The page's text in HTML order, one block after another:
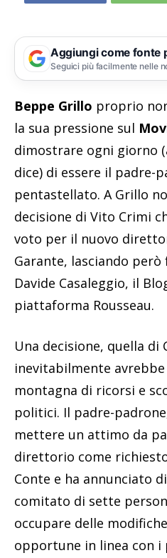
Aggiungi come fonte
Seguici più facilmente nelle
Beppe Grillo proprio
la sua pressione sul
dimostrare ogni giorno
dice) di essere il padre-
pentastellato. A Grillo
decisione di Vito Crimi
voto per il nuovo
Garante, lasciando
Davide Casaleggio, il
piattaforma Rousseau.
Una decisione, quella di
inevitabilmente
montagna di ricorsi e
politici. Il padre-
mettere un attimo da
direttorio come
Conte e ha annunciato
comitato di sette
occupare delle
opportune in linea con